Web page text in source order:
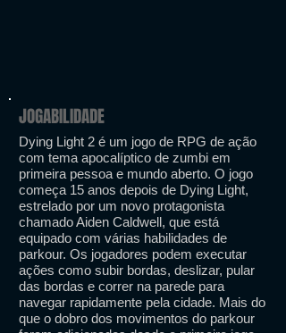
JOGABILIDADE
Dying Light 2 é um jogo de RPG de ação
com tema apocalíptico de zumbi em
primeira pessoa e mundo aberto. O jogo
começa 15 anos depois de Dying Light,
estrelado por um novo protagonista
chamado Aiden Caldwell, que está
equipado com várias habilidades de
parkour. Os jogadores podem executar
ações como subir bordas, deslizar, pular
das bordas e correr na parede para
navegar rapidamente pela cidade. Mais do
que o dobro dos movimentos do parkour